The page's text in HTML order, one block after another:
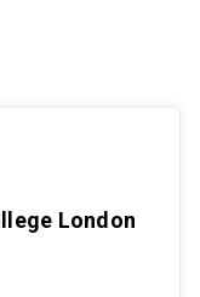
London